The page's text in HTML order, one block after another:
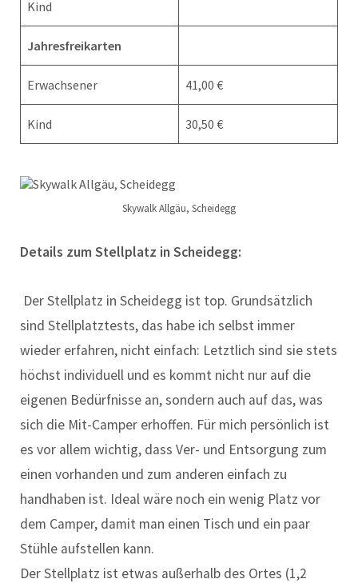
Kind
Jahresfreikarten
Erwachsener 41,00 €
Kind 30,50 €
Skywalk Allgäu, Scheidegg
Details zum Stellplatz in Scheidegg:
Der Stellplatz in Scheidegg ist top. Grundsätzlich
sind Stellplatztests, das habe ich selbst immer
wieder erfahren, nicht einfach: Letztlich sind sie stets
höchst individuell und es kommt nicht nur auf die
eigenen Bedürfnisse an, sondern auch auf das, was
sich die Mit-Camper erhoffen. Für mich persönlich ist
es vor allem wichtig, dass Ver- und Entsorgung zum
einen vorhanden und zum anderen einfach zu
handhaben ist. Ideal wäre noch ein wenig Platz vor
dem Camper, damit man einen Tisch und ein paar
Stühle aufstellen kann.
Der Stellplatz ist etwas außerhalb des Ortes (1,2